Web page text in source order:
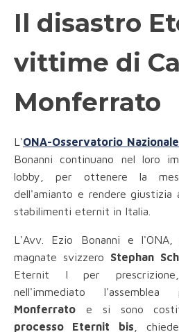
Il disastro
vittime di
Monferrato
L'ONA-Osservatorio
Bonanni continuano nel loro
lobby, per ottenere la
dell'amianto e rendere
stabilimenti eternit in Italia.
L'Avv. Ezio Bonanni e l'ONA,
magnate svizzero Stephan
Eternit I per
nell'immediato
Monferrato e si sono
processo Eternit bis ,